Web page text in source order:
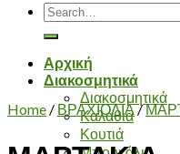
Search
for:
Αρχική
Διακοσμητικά
Διακοσμητικά
Καλάθια
Κουτιά
Home / ΒΡΑΧΙΟΛΙΑ/